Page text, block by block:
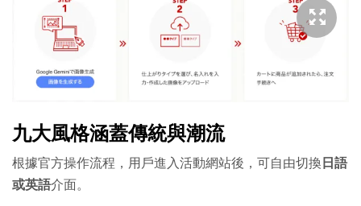
九大風格涵蓋傳統與潮流
根據官方操作流程，用戶進入活動網站後，可自由切換 日語
或英語介面。